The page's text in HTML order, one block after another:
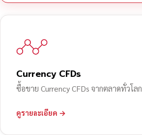
Currency CFDs
ซื้อขาย Currency CFDs จากตลาดทั่วโลก
ดูรายละเอียด →